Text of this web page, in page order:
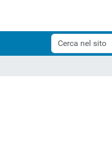
Cerca
nel
Ricerca
avanzata…